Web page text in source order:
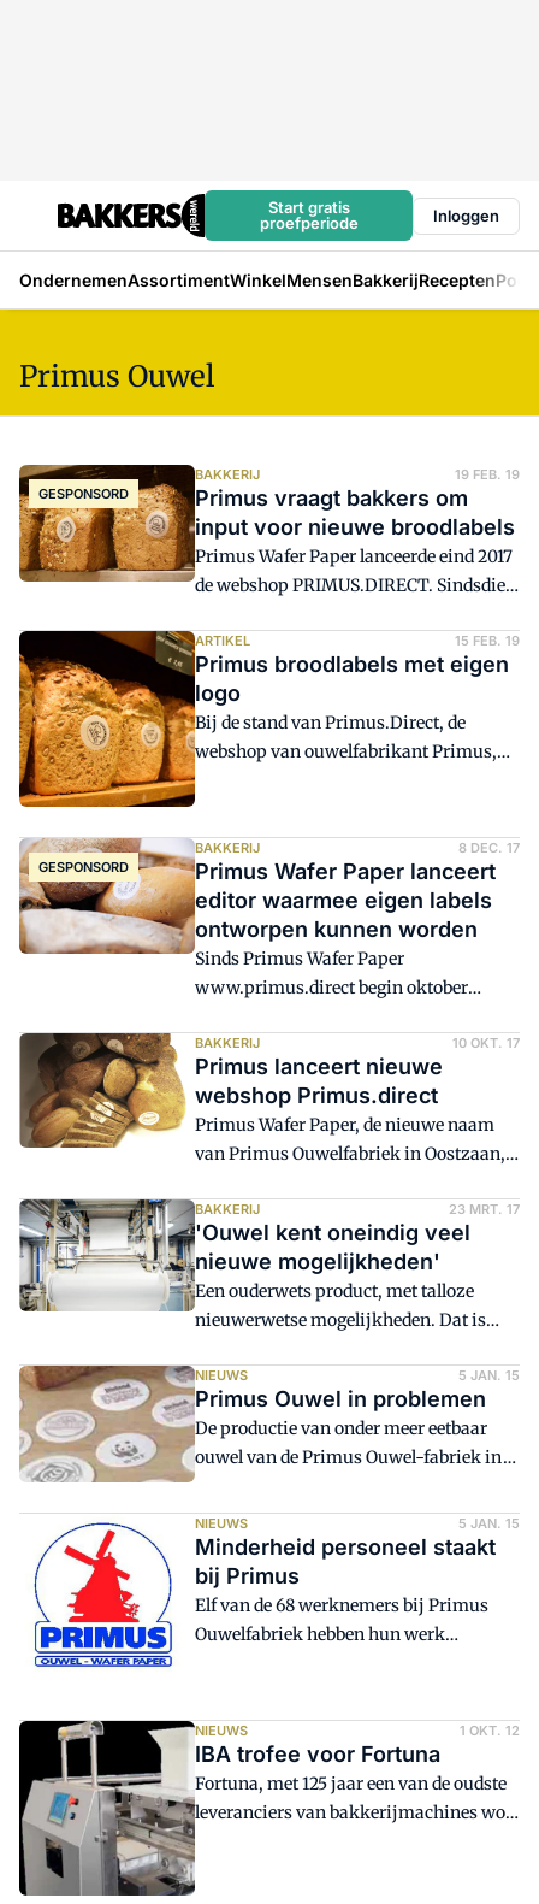
Start gratis
proefperiode
Inloggen
OndernemenAssortimentWinkelMensenBakkerijRecepten
Primus Ouwel
GESPONSORD
BAKKERIJ 19 FEB. 19
Primus vraagt bakkers om
input voor nieuwe broodlabels
Primus Wafer Paper lanceerde eind 2017
de webshop PRIMUS.DIRECT. Sindsdien
kleinere afnemers direct bij de fabrikant
besteld worden. De ouwelfabrikant uit
Oostzaan zet hiermee in op een geheel
nieuw businessmodel. Inmiddels heeft
de webshop haar bestaansrecht bewezen
en kan Primus aan de slag met de
ARTIKEL 15 FEB. 19
Primus broodlabels met eigen
logo
Bij de stand van Primus.Direct, de
webshop van ouwelfabrikant Primus,
liggen samplesetjes broodlabels met
eigen logo klaar. 'De gepersonaliseerde
broodlabels, die je normaal gesproken
met de editor eenvoudig zelf ontwerpt in
de webshop, zijn uitermate geschikt als
middel voor edible branding', vertelt
commercieel directeur Wouter Smits.
GESPONSORD
BAKKERIJ 8 DEC. 17
Primus Wafer Paper lanceert
editor waarmee eigen labels
ontworpen kunnen worden
Sinds Primus Wafer Paper
www.primus.direct begin oktober
Nederland en België de webshop te
vinden om broodlabels en decoratie van
100% natuurlijke Zaanse ouwel te
bestellen. Begin volgend jaar wordt er
zelfs een speciale editor toegevoegd
afbeelding kunnen uploaden en
bewerken.
BAKKERIJ 10 OKT. 17
Primus lanceert nieuwe
webshop Primus.direct
Primus Wafer Paper, de nieuwe naam
van Primus Ouwelfabriek in Oostzaan,
Primus.direct geopend. 'We hebben geen
minimum orderhoeveelheid meer en
bestellingen worden uit voorraad
geleverd', zegt commercieel directeur
Wouter Smits.
BAKKERIJ 23 MRT. 17
'Ouwel kent oneindig veel
nieuwe mogelijkheden'
Een ouderwets product, met talloze
nieuwerwetse mogelijkheden. Dat is
Wouter Smits van de 101 jaar oude
producent Primus in Oostzaan. 'Eetbaar
papier is een natuurlijk product op basis
van aardappelzetmeel, het is suikervrij
ongekend dat één type product al meer
dan honderd jaar voldoet aan alle eisen
die de markt stelt.'
NIEUWS 5 JAN. 15
Primus Ouwel in problemen
De productie van onder meer eetbaar
ouwel van de Primus Ouwel-fabriek in
Oostzaan komt in de problemen. Dat
meldt het Noord Hollands Dagblad.
NIEUWS 5 JAN. 15
Minderheid personeel staakt
bij Primus
Elf van de 68 werknemers bij Primus
Ouwelfabriek hebben hun werk
zo soepel mogelijk te laten verlopen en
het bedrijf draaiend te houden.
NIEUWS 1 OKT. 12
IBA trofee voor Fortuna
Fortuna, met 125 jaar een van de oudste
leveranciers van bakkerijmachines won
een IBA trofee met de nieuwe
kopmachine Primus Pro.